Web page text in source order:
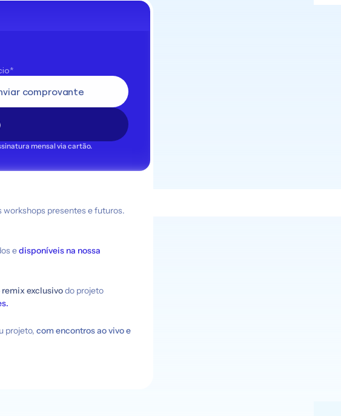
comprovante
mensal via cartão.
e disponíveis na nossa
exclusivo do projeto
projeto, com encontros ao vivo e